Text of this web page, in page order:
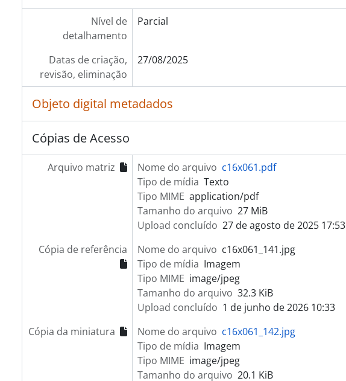
Nível de
detalhamento
Parcial
Datas de criação,
revisão, eliminação
27/08/2025
Objeto digital metadados
Cópias de Acesso
Arquivo matriz Nome do arquivo c16x061.pdf
Tipo de mídia Texto
Tipo MIME application/pdf
Tamanho do arquivo 27 MiB
Upload concluído 27 de agosto de 2025 17:53
Cópia de referência
Nome do arquivo c16x061_141.jpg
Tipo de mídia Imagem
Tipo MIME image/jpeg
Tamanho do arquivo 32.3 KiB
Upload concluído 1 de junho de 2026 10:33
Cópia da miniatura
Nome do arquivo c16x061_142.jpg
Tipo de mídia Imagem
Tipo MIME image/jpeg
Tamanho do arquivo 20.1 KiB